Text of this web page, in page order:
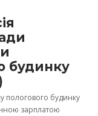
будинку
пологового будинку
зарплатою